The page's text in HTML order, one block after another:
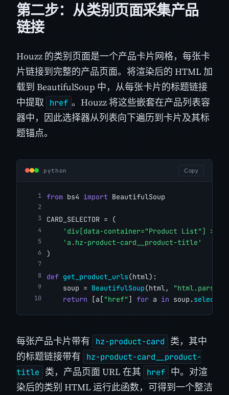
第二步：从类别页面采集产品
链接
Houzz 的类别页面是一个产品卡片网格，每张卡
片链接到完整的产品页面。将渲染后的 HTML 加
载到 BeautifulSoup 中，从每张卡片的标题链接
中提取
href 。Houzz 将这些嵌套在产品列表容
器中，因此选择器从列表向下遍历到卡片及其标
题锚点。
python Copy
from bs4 import BeautifulSoup
CARD_SELECTOR = (
'div[data-container="Product List"] >
'a.hz-product-card__product-title'
)
def get_product_urls(html):
    soup =
BeautifulSoup(html, "html.parser"
return [a[ "href" ] for a in soup. select
每张产品卡片带有 hz-product-card
类，其中
的标题链接带有
hz-product-card__product-
title
类，产品页面 URL 在其 href 中。对渲
染后的类别 HTML 运行此函数，可得到一个整洁